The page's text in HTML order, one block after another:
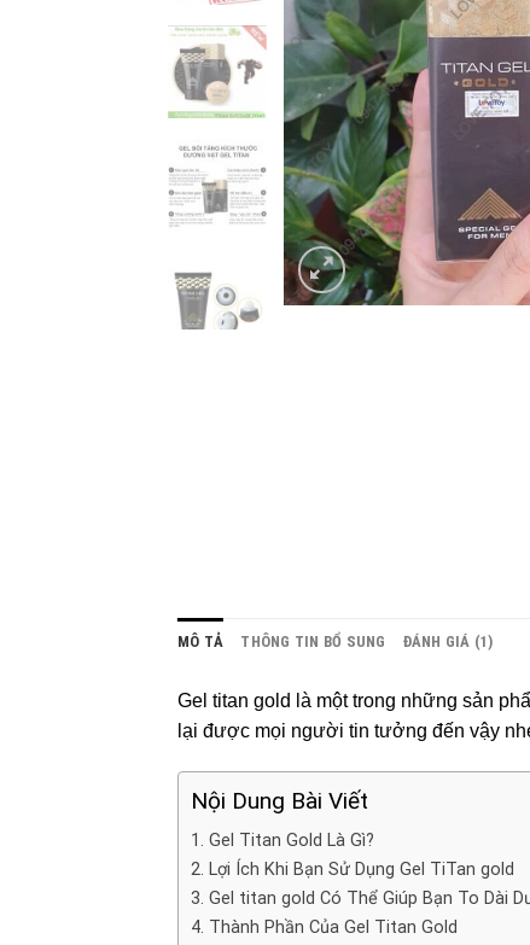
MÔ TẢ THÔNG TIN BỔ SUNG ĐÁNH GIÁ (1)
Gel titan gold là một trong những sản
lại được mọi người tin tưởng đến vậy
Nội Dung Bài Viết
1. Gel Titan Gold Là Gì?
2. Lợi Ích Khi Bạn Sử Dụng Gel TiTan gold
3. Gel titan gold Có Thể Giúp Bạn To Dài
4. Thành Phần Của Gel Titan Gold